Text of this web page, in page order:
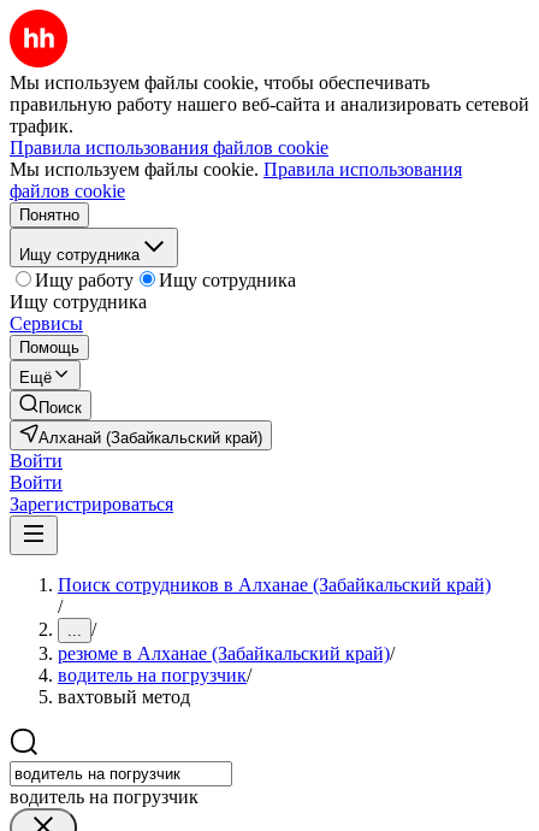
Мы используем файлы cookie, чтобы обеспечивать
правильную работу нашего веб-сайта и анализировать сетевой
трафик.
Правила использования файлов cookie
Мы используем файлы cookie. Правила использования
файлов cookie
Понятно
Ищу сотрудника
Ищу работу
Ищу сотрудника
Ищу сотрудника
Сервисы
Помощь
Ещё
Поиск
Алханай (Забайкальский край)
Войти
Войти
Зарегистрироваться
Поиск сотрудников в Алханае (Забайкальский край)
/
... /
резюме в Алханае (Забайкальский край)/
водитель на погрузчик/
вахтовый метод
водитель на погрузчик